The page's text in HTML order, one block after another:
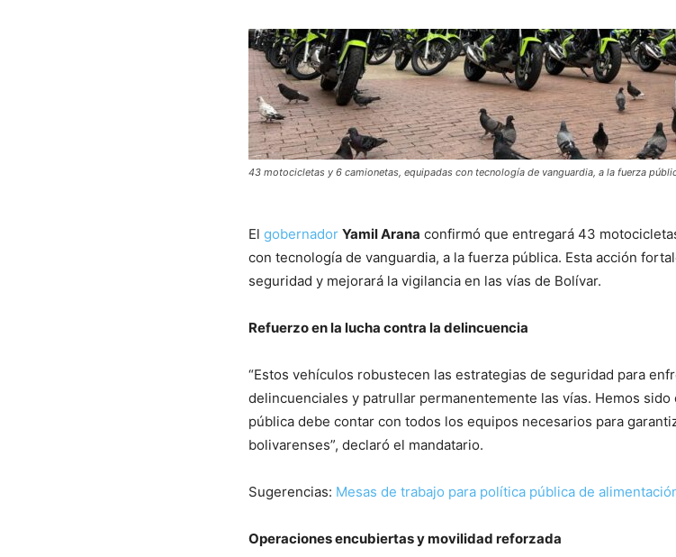
43 motocicletas y 6 camionetas, equipadas con tecnología de vanguardia, a la fuerza
El gobernador Yamil Arana confirmó que entregará 43
con tecnología de vanguardia, a la fuerza pública. Esta acción
seguridad y mejorará la vigilancia en las vías de Bolívar.
Refuerzo en la lucha contra la delincuencia
“Estos vehículos robustecen las estrategias de seguridad para
delincuenciales y patrullar permanentemente las vías. Hemos
pública debe contar con todos los equipos necesarios para
bolivarenses”, declaró el mandatario.
Sugerencias: Mesas de trabajo para política pública de
Operaciones encubiertas y movilidad reforzada